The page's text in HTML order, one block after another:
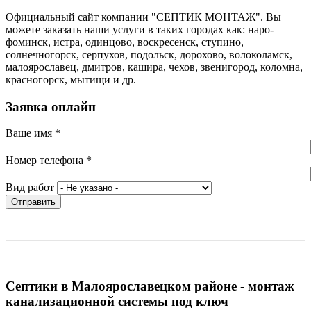
Официальный сайт компании "СЕПТИК МОНТАЖ". Вы
можете заказать наши услуги в таких городах как: наро-
фоминск, истра, одинцово, воскресенск, ступино,
солнечногорск, серпухов, подольск, дорохово, волоколамск,
малоярославец, дмитров, кашира, чехов, звенигород, коломна,
красногорск, мытищи и др.
Заявка онлайн
Ваше имя *
Номер телефона *
Вид работ
Отправить
Септики в Малоярославецком районе - монтаж
канализационной системы под ключ